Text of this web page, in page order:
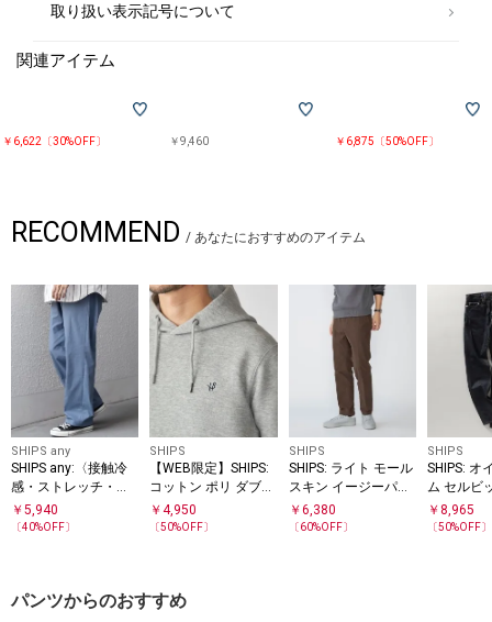
取り扱い表示記号について
関連アイテム
￥6,622〔30%OFF〕 ￥9,460 ￥6,875〔50%OFF〕
RECOMMEND / あなたにおすすめのアイテム
SHIPS any
SHIPS any:〈接触冷
感・ストレッチ・遮
熱等〉ハイブリッド
リネン イージーパン
￥ 5,940
〔40%OFF〕
SHIPS
【WEB限定】SHIPS:
コットン ポリ ダブル
ニット フーディー パ
ーカ (セットアップ対
￥4,950
〔50%OFF〕
SHIPS
SHIPS: ライト モール
スキン イージーパン
ツ
￥ 6,380
〔60%OFF〕
SHIPS
SHIPS: オ
ム セルビ
ット デニ
￥8,965
〔50%OFF〕
パンツからのおすすめ